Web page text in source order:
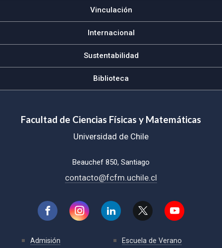
Vinculación
Internacional
Sustentabilidad
Biblioteca
Facultad de Ciencias Físicas y Matemáticas
Universidad de Chile
Beauchef 850, Santiago
contacto@fcfm.uchile.cl
Admisión Escuela de Verano